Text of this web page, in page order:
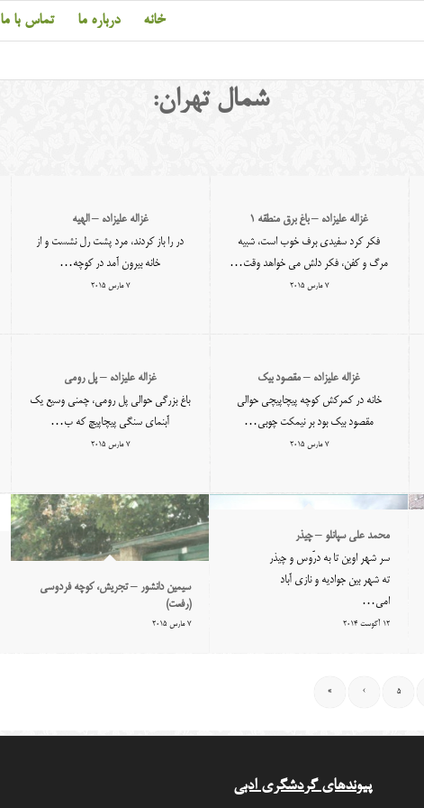
خانه درباره ما تماس با ما
شمال تهران:
غزاله علیزاده – الهیه
در را باز کردند، مرد پشت رل نشست و از
خانه بیرون آمد در کوچه…
7 مارس 2015
غزاله علیزاده – باغ برق منطقه ۱
فکر کرد سفیدی برف خوب است، شبیه
مرگ و کفن، فکر دلش می خواهد وقت…
7 مارس 2015
غزاله علیزاده – پل رومی
باغ بزرگی حوالی پل رومی، چمنی وسیع یک
آبنمای سنگی پیچاپیچ که ب…
7 مارس 2015
غزاله علیزاده – مقصود بیک
خانه در کمرکش کوچه پیچاپیچی حوالی
مقصود بیک بود بر نیمکت چوبی…
7 مارس 2015
سیمین دانشور – تجریش، کوچه فردوسی
(رفعت)
7 مارس 2015
محمد علی سپانلو – چیذر
سر شهر اوین تا به درّوس و چیذر
ته شهر بین جوادیه و نازی آباد
امی…
12 آگوست 2014
5
›
»
پیوندهای گردشگری ادبی